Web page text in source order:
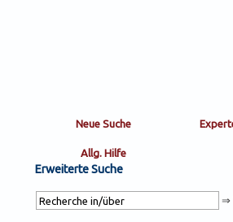
Erweiterte Suche
⇒